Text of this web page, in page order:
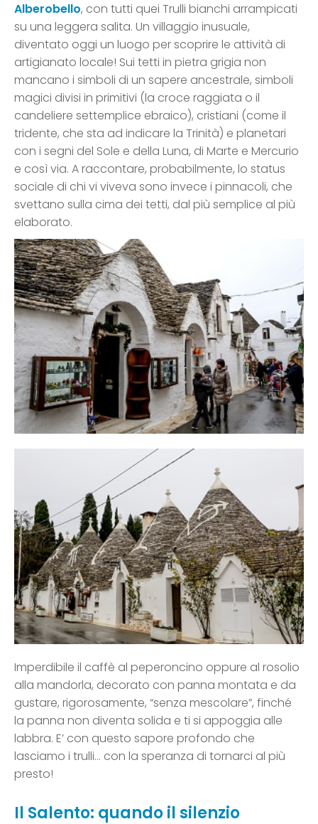
Alberobello, con tutti quei Trulli bianchi arrampicati
su una leggera salita. Un villaggio inusuale,
diventato oggi un luogo per scoprire le attività di
artigianato locale! Sui tetti in pietra grigia non
mancano i simboli di un sapere ancestrale, simboli
magici divisi in primitivi (la croce raggiata o il
candeliere settemplice ebraico), cristiani (come il
tridente, che sta ad indicare la Trinità) e planetari
con i segni del Sole e della Luna, di Marte e Mercurio
e così via. A raccontare, probabilmente, lo status
sociale di chi vi viveva sono invece i pinnacoli, che
svettano sulla cima dei tetti, dal più semplice al più
elaborato.
Imperdibile il caffè al peperoncino oppure al rosolio
alla mandorla, decorato con panna montata e da
gustare, rigorosamente, “senza mescolare”, finché
la panna non diventa solida e ti si appoggia alle
labbra. E’ con questo sapore profondo che
lasciamo i trulli… con la speranza di tornarci al più
presto!
Il Salento: quando il silenzio